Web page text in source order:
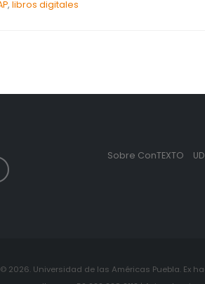
,libros digitales
Sobre ConTEXTO
2026. Universidad de las Américas Puebla. Ex